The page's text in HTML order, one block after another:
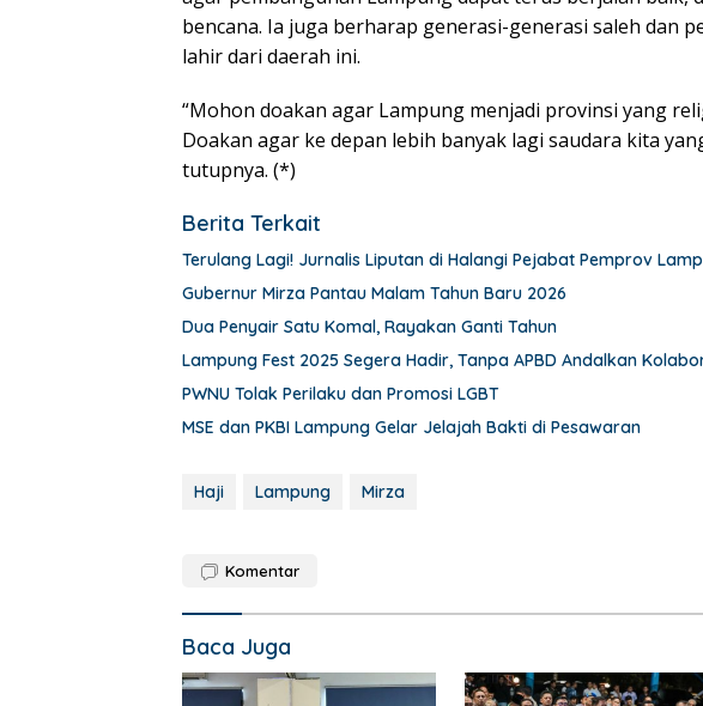
bencana. Ia juga berharap generasi-generasi saleh dan
lahir dari daerah ini.
“Mohon doakan agar Lampung menjadi provinsi yang
Doakan agar ke depan lebih banyak lagi saudara kita
tutupnya. (*)
Berita Terkait
Terulang Lagi! Jurnalis Liputan di Halangi Pejabat Pemprov
Gubernur Mirza Pantau Malam Tahun Baru 2026
Dua Penyair Satu Komal, Rayakan Ganti Tahun
Lampung Fest 2025 Segera Hadir, Tanpa APBD Andalkan
PWNU Tolak Perilaku dan Promosi LGBT
MSE dan PKBI Lampung Gelar Jelajah Bakti di Pesawaran
Haji Lampung Mirza
Komentar
Baca Juga